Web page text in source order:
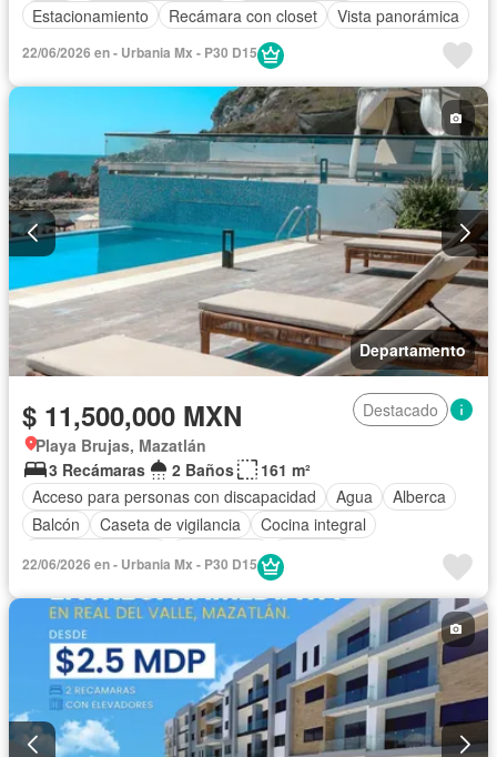
Estacionamiento
Recámara con closet Vista panorámica
22/06/2026 en - Urbania Mx - P30 D15
Departamento
$ 11,500,000 MXN
Destacado
Playa Brujas, Mazatlán
3 Recámaras
2 Baños
161 m²
Acceso para personas con discapacidad
Agua
Alberca
Balcón
Caseta de vigilancia
Cocina integral
Jacuzzi
Recámara con closet
Seguridad Vista panorámica
22/06/2026 en - Urbania Mx - P30 D15